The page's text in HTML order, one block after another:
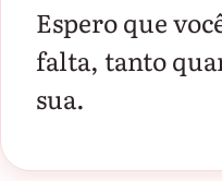
Espero que
falta, tanto
sua.